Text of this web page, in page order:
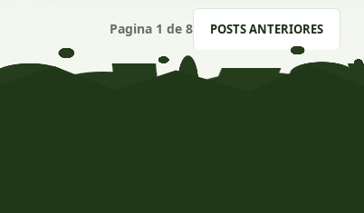
podrían afectar tus rendimientos. 🌿
Pagina 1 de 8 POSTS ANTERIORES